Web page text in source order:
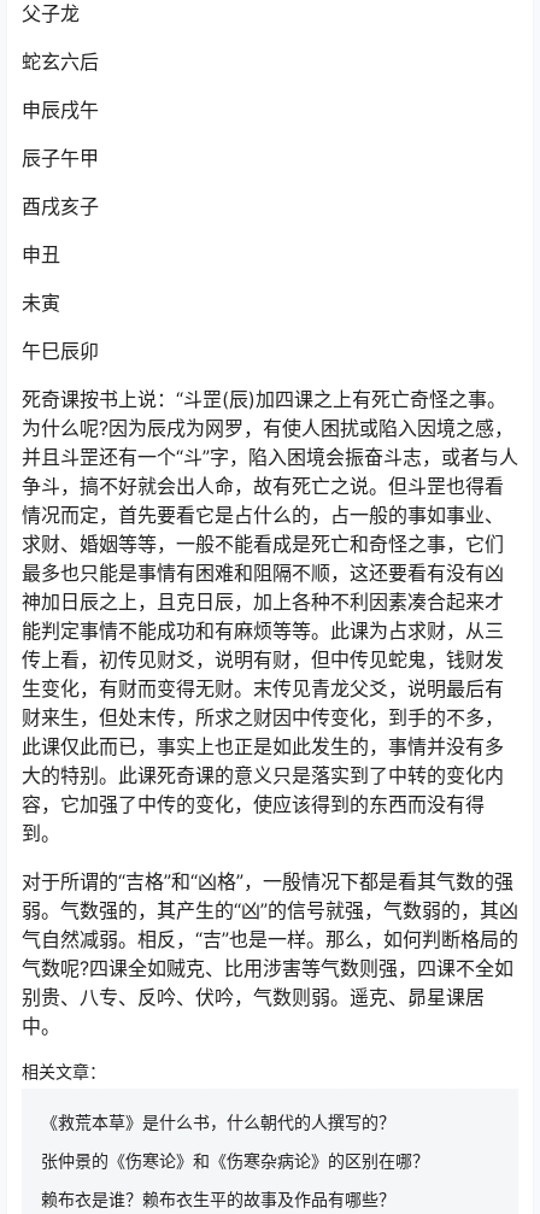
父子龙
蛇玄六后
申辰戌午
辰子午甲
酉戌亥子
申丑
未寅
午巳辰卯
死奇课按书上说：“斗罡(辰)加四课之上有死亡奇怪之事。
为什么呢?因为辰戌为网罗，有使人困扰或陷入因境之感，
并且斗罡还有一个“斗”字，陷入困境会振奋斗志，或者与人
争斗，搞不好就会出人命，故有死亡之说。但斗罡也得看
情况而定，首先要看它是占什么的，占一般的事如事业、
求财、婚姻等等，一般不能看成是死亡和奇怪之事，它们
最多也只能是事情有困难和阻隔不顺，这还要看有没有凶
神加日辰之上，且克日辰，加上各种不利因素凑合起来才
能判定事情不能成功和有麻烦等等。此课为占求财，从三
传上看，初传见财爻，说明有财，但中传见蛇鬼，钱财发
生变化，有财而变得无财。末传见青龙父爻，说明最后有
财来生，但处末传，所求之财因中传变化，到手的不多，
此课仅此而已，事实上也正是如此发生的，事情并没有多
大的特别。此课死奇课的意义只是落实到了中转的变化内
容，它加强了中传的变化，使应该得到的东西而没有得
到。
对于所谓的“吉格”和“凶格”，一殷情况下都是看其气数的强
弱。气数强的，其产生的“凶”的信号就强，气数弱的，其凶
气自然减弱。相反，“吉”也是一样。那么，如何判断格局的
气数呢?四课全如贼克、比用涉害等气数则强，四课不全如
别贵、八专、反吟、伏吟，气数则弱。遥克、昴星课居
中。
相关文章：
《救荒本草》是什么书，什么朝代的人撰写的？
张仲景的《伤寒论》和《伤寒杂病论》的区别在哪？
赖布衣是谁？赖布衣生平的故事及作品有哪些？